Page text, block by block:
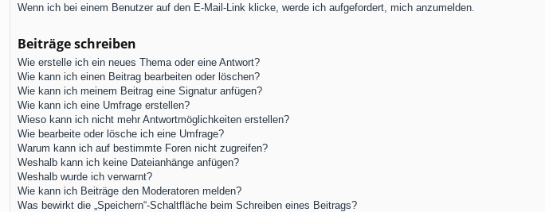
Wenn ich bei einem Benutzer auf den E-Mail-Link klicke, werde ich aufgefordert, mich anzumelden.
Beiträge schreiben
Wie erstelle ich ein neues Thema oder eine Antwort?
Wie kann ich einen Beitrag bearbeiten oder löschen?
Wie kann ich meinem Beitrag eine Signatur anfügen?
Wie kann ich eine Umfrage erstellen?
Wieso kann ich nicht mehr Antwortmöglichkeiten erstellen?
Wie bearbeite oder lösche ich eine Umfrage?
Warum kann ich auf bestimmte Foren nicht zugreifen?
Weshalb kann ich keine Dateianhänge anfügen?
Weshalb wurde ich verwarnt?
Wie kann ich Beiträge den Moderatoren melden?
Was bewirkt die „Speichern“-Schaltfläche beim Schreiben eines Beitrags?